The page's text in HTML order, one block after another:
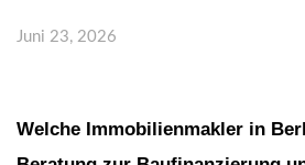
Juni 23, 2026
Welche Immobilienmakler in